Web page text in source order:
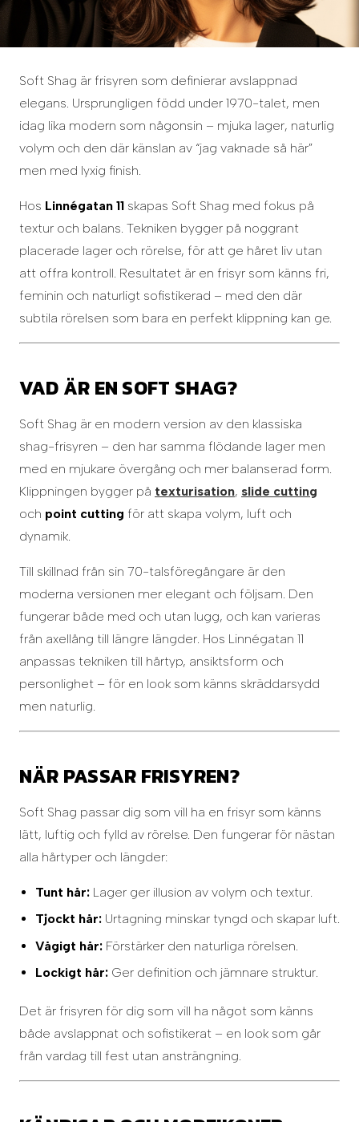
Soft Shag är frisyren som definierar avslappnad
elegans. Ursprungligen född under 1970-talet, men
idag lika modern som någonsin – mjuka lager, naturlig
volym och den där känslan av “jag vaknade så här”
men med lyxig finish.
Hos Linnégatan 11 skapas Soft Shag med fokus på
textur och balans. Tekniken bygger på noggrant
placerade lager och rörelse, för att ge håret liv utan
att offra kontroll. Resultatet är en frisyr som känns fri,
feminin och naturligt sofistikerad – med den där
subtila rörelsen som bara en perfekt klippning kan ge.
VAD ÄR EN SOFT SHAG?
Soft Shag är en modern version av den klassiska
shag-frisyren – den har samma flödande lager men
med en mjukare övergång och mer balanserad form.
Klippningen bygger på texturisation, slide cutting
och point cutting för att skapa volym, luft och
dynamik.
Till skillnad från sin 70-talsföregångare är den
moderna versionen mer elegant och följsam. Den
fungerar både med och utan lugg, och kan varieras
från axellång till längre längder. Hos Linnégatan 11
anpassas tekniken till hårtyp, ansiktsform och
personlighet – för en look som känns skräddarsydd
men naturlig.
NÄR PASSAR FRISYREN?
Soft Shag passar dig som vill ha en frisyr som känns
lätt, luftig och fylld av rörelse. Den fungerar för nästan
alla hårtyper och längder:
Tunt hår: Lager ger illusion av volym och textur.
Tjockt hår: Urtagning minskar tyngd och skapar luft.
Vågigt hår: Förstärker den naturliga rörelsen.
Lockigt hår: Ger definition och jämnare struktur.
Det är frisyren för dig som vill ha något som känns
både avslappnat och sofistikerat – en look som går
från vardag till fest utan ansträngning.